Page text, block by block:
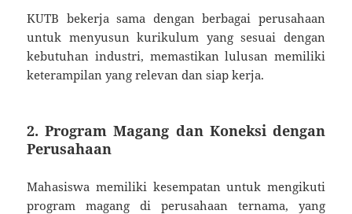
KUTB bekerja sama dengan berbagai perusahaan
untuk menyusun kurikulum yang sesuai dengan
kebutuhan industri, memastikan lulusan memiliki
keterampilan yang relevan dan siap kerja.
2. Program Magang dan Koneksi dengan
Perusahaan
Mahasiswa memiliki kesempatan untuk mengikuti
program magang di perusahaan ternama, yang